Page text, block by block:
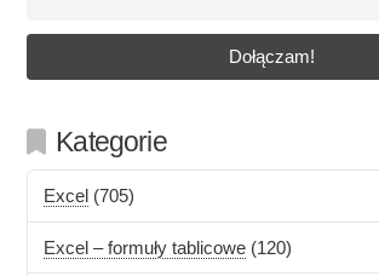
Kategorie
Excel (705)
Excel – formuły tablicowe (120)